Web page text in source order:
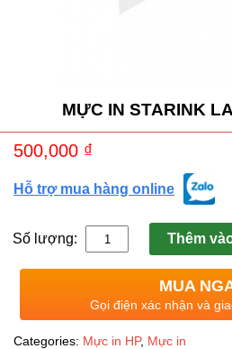
MỰC IN STARINK
500,000 ₫
Hỗ trợ mua hàng online
Số lượng: Thêm
MUA
Gọi điện xác nhận và
Categories: Mực in HP, Mực in